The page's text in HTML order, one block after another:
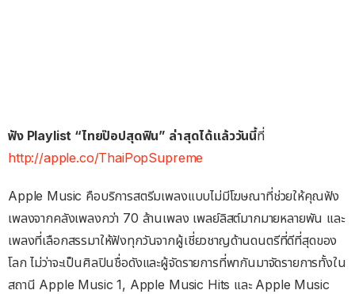
ฟัง Playlist “ไทยป๊อปสุดฟิน” ล่าสุดได้แล้ววันนี้ที่
http://apple.co/ThaiPopSupreme
Apple Music คือบริการสตรีมเพลงแบบไม่มีโฆษณาที่ช่วยให้คุณฟัง
เพลงจากคลังเพลงกว่า 70 ล้านเพลง เพลย์ลิสต์มากมายหลายพัน และ
เพลงที่เลือกสรรมาให้ฟังทุกวันจากผู้เชี่ยวชาญด้านดนตรีที่ดีที่สุดของ
โลก ไม่ว่าจะเป็นศิลปินชื่อดังและผู้จัดรายการที่พากันมาจัดรายการทั้งใน
สถานี Apple Music 1, Apple Music Hits และ Apple Music